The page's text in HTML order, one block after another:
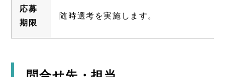
応募
期限
随時選考を実施します。